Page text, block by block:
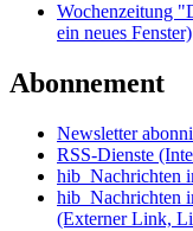
Wochenzeitung
ein neues Fenster)
Abonnement
Newsletter
RSS-Dienste
hib_Nachrichten
hib_Nachrichten
(Externer Link,